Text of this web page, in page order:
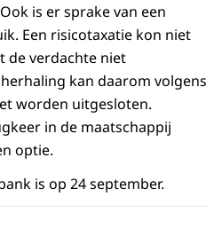
is er sprake van een
Een risicotaxatie kon niet
de verdachte niet
kan daarom volgens
worden uitgesloten.
in de maatschappij
optie.
is op 24 september.